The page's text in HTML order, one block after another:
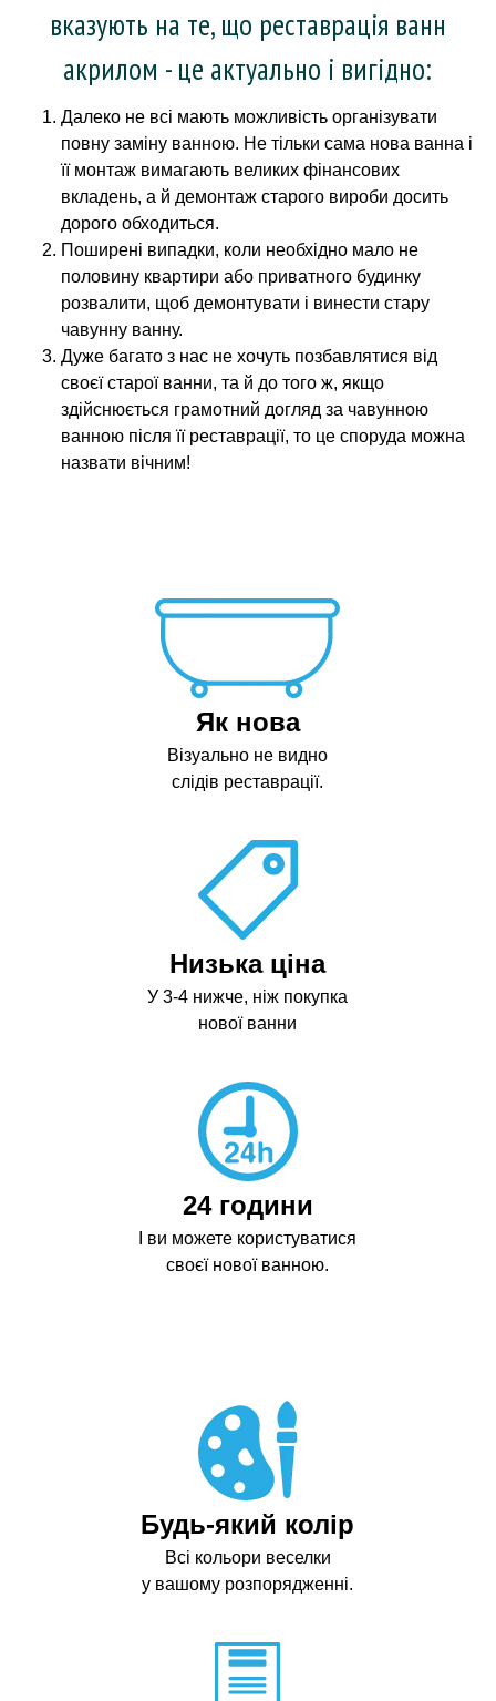
вказують на те, що реставрація ванн
акрилом - це актуально і вигідно:
Далеко не всі мають можливість організувати
повну заміну ванною. Не тільки сама нова ванна і
її монтаж вимагають великих фінансових
вкладень, а й демонтаж старого вироби досить
дорого обходиться.
Поширені випадки, коли необхідно мало не
половину квартири або приватного будинку
розвалити, щоб демонтувати і винести стару
чавунну ванну.
Дуже багато з нас не хочуть позбавлятися від
своєї старої ванни, та й до того ж, якщо
здійснюється грамотний догляд за чавунною
ванною після її реставрації, то це споруда можна
назвати вічним!
Як нова
Візуально не видно
слідів реставрації.
Низька ціна
У 3-4 нижче, ніж покупка
нової ванни
24 години
І ви можете користуватися
своєї нової ванною.
Будь-який колір
Всі кольори веселки
у вашому розпорядженні.